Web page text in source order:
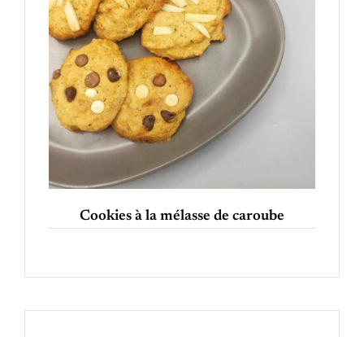
Cookies à la mélasse de caroube